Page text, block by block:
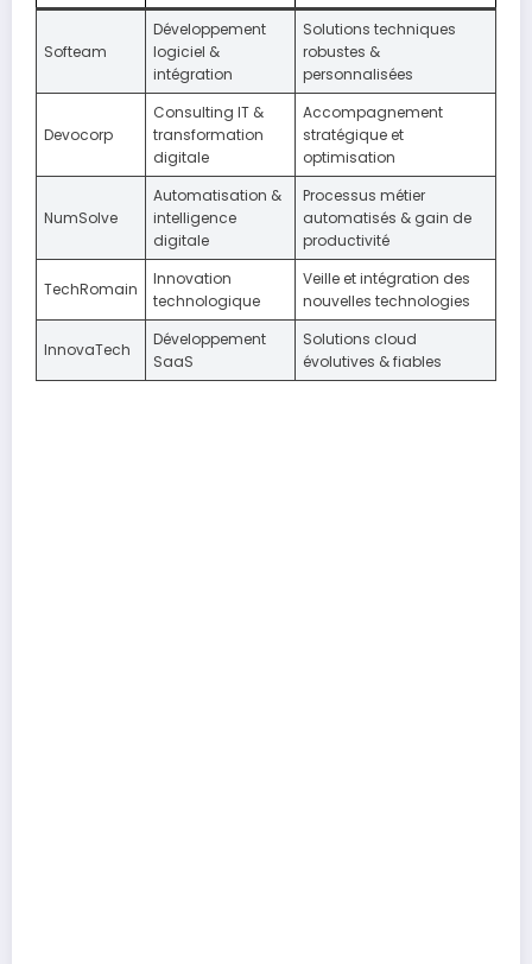
Softeam
Développement
logiciel &
intégration
Solutions techniques
robustes &
personnalisées
Devocorp
Consulting IT &
transformation
digitale
Accompagnement
stratégique et
optimisation
NumSolve
Automatisation &
intelligence
digitale
Processus métier
automatisés & gain de
productivité
TechRomain
Innovation
technologique
Veille et intégration des
nouvelles technologies
InnovaTech
Développement
SaaS
Solutions cloud
évolutives & fiables